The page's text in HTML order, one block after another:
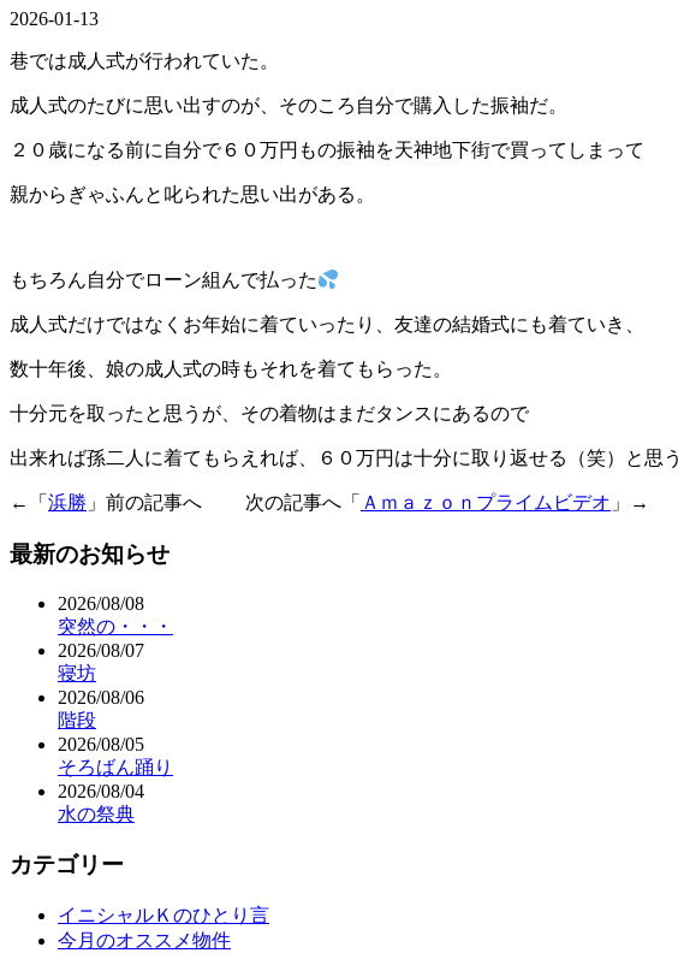
2026-01-13
巷では成人式が行われていた。
成人式のたびに思い出すのが、そのころ自分で購入した振袖だ。
２０歳になる前に自分で６０万円もの振袖を天神地下街で買ってしまって
親からぎゃふんと叱られた思い出がある。
もちろん自分でローン組んで払った
成人式だけではなくお年始に着ていったり、友達の結婚式にも着ていき、
数十年後、娘の成人式の時もそれを着てもらった。
十分元を取ったと思うが、その着物はまだタンスにあるので
出来れば孫二人に着てもらえれば、６０万円は十分に取り返せる（笑）と思
←「 浜勝 」前の記事へ 次の記事へ「 Ａｍａｚｏｎプライムビデオ 」→
最新のお知らせ
2026/08/08
突然の・・・
2026/08/07
寝坊
2026/08/06
階段
2026/08/05
そろばん踊り
2026/08/04
水の祭典
カテゴリー
イニシャルＫのひとり言
今月のオススメ物件